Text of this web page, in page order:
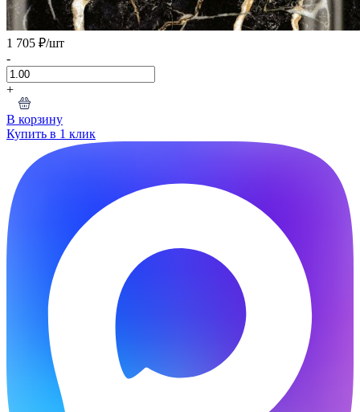
1 705 ₽/шт
-
+
В корзину
Купить в 1 клик